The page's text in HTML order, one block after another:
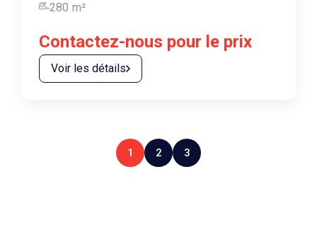
280 m²
Contactez-nous pour le prix
Voir les détails
1 2 3